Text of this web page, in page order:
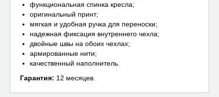
функциональная спинка кресла;
оригинальный принт;
мягкая и удобная ручка для переноски;
надежная фиксация внутреннего чехла;
двойные швы на обоих чехлах;
армированные нити;
качественный наполнитель.
Гарантия: 12 месяцев.